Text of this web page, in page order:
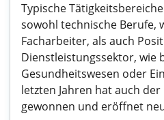
Typische
sowohl technische Berufe,
Facharbeiter, als auch
Dienstleistungssektor, wie
Gesundheitswesen oder
letzten Jahren hat auch
gewonnen und eröffnet